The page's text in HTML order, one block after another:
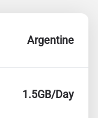
Argentine
1.5GB/Day